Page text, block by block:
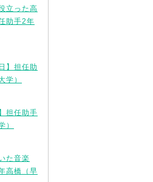
立った高
助手2年
】担任助
学）
担任助手
）
た音楽
高橋（早